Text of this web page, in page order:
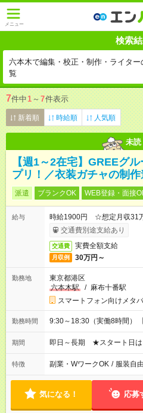
メニュー
検索
六本木で編集・校正・制作・ライター
覧
7件中1 ～ 7件表示
新着順 時給順 人気順
未読
【週1～2在宅】GREEグ
プリ！／衣装ガチャの制
派遣 ブランクOK WEB登録・面接
給与
時給1900円 ☆想定月収31
交通費別途支給あり
交通費 実費全額支給
月収例 30万円～
勤務地
東京都港区
六本木駅
/ 麻布十番駅
スマートフォン向けメタ
勤務時間 9:30～18:30（実働8時間）
期間 即日～長期 ★スタート日は
特徴 副業・WワークOK / 服装自由
気になる！ 応募